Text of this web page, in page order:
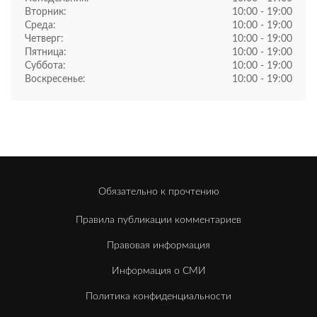
Вторник:
10:00 - 19:00
Среда:
10:00 - 19:00
Четверг:
10:00 - 19:00
Пятница:
10:00 - 19:00
Суббота:
10:00 - 19:00
Воскресенье:
10:00 - 19:00
Обязательно к прочтению
Правила публикации комментариев
Правовая информация
Информация о СМИ
Политика конфиденциальности